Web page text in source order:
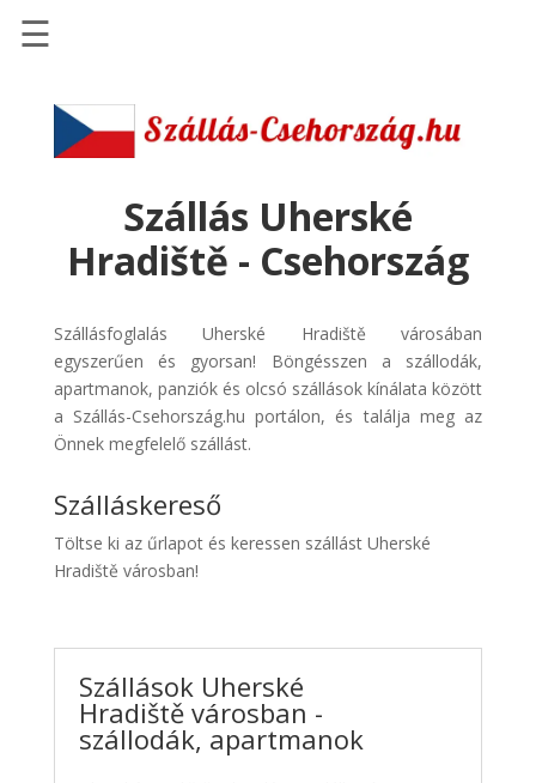
Szállások
Szállásinfo.eu
Repülőjegy
pénzvisszatérítéssel
Discover
Cars
Transzfer
Kiwi
Taxi
☰
Szállás Uherské
Hradiště - Csehország
Szállásfoglalás Uherské Hradiště városában
egyszerűen és gyorsan! Böngésszen a szállodák,
apartmanok, panziók és olcsó szállások kínálata között
a Szállás-Csehország.hu portálon, és találja meg az
Önnek megfelelő szállást.
Szálláskereső
Töltse ki az űrlapot és keressen szállást Uherské
Hradiště városban!
Szállások Uherské
Hradiště városban -
szállodák, apartmanok